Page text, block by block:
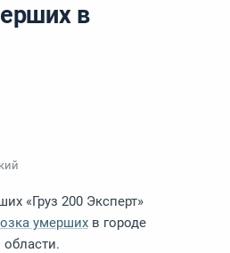
в
«Груз 200 Эксперт»
умерших в городе